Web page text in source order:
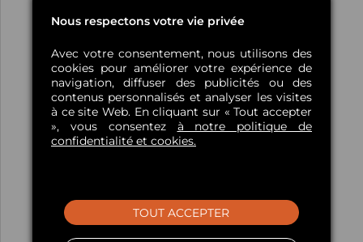
Nous respectons votre vie privée
Avec votre consentement, nous utilisons des
cookies pour améliorer votre expérience de
navigation, diffuser des publicités ou des
contenus personnalisés et analyser les visites
à ce site Web. En cliquant sur « Tout accepter
», vous consentez à notre politique de
confidentialité et cookies.
TOUT ACCEPTER